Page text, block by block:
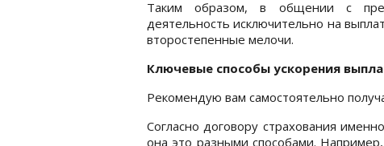
Таким образом, в общении с
деятельность исключительно на
второстепенные мелочи.
Ключевые способы ускорения
Рекомендую вам самостоятельно
Согласно договору страхования
она это разными способами.